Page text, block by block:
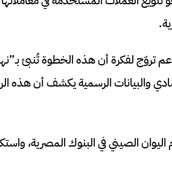
لفكرة أن هذه الخطوة تُنبئ
والبيانات الرسمية يكشف أن هذه
الصيني في البنوك المصرية،